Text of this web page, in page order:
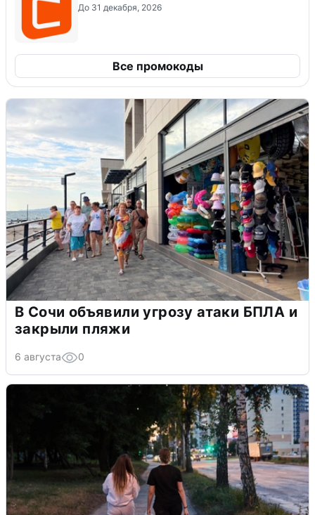
До 31 декабря, 2026
Все промокоды
В Сочи объявили угрозу атаки БПЛА и
закрыли пляжи
6 августа 0